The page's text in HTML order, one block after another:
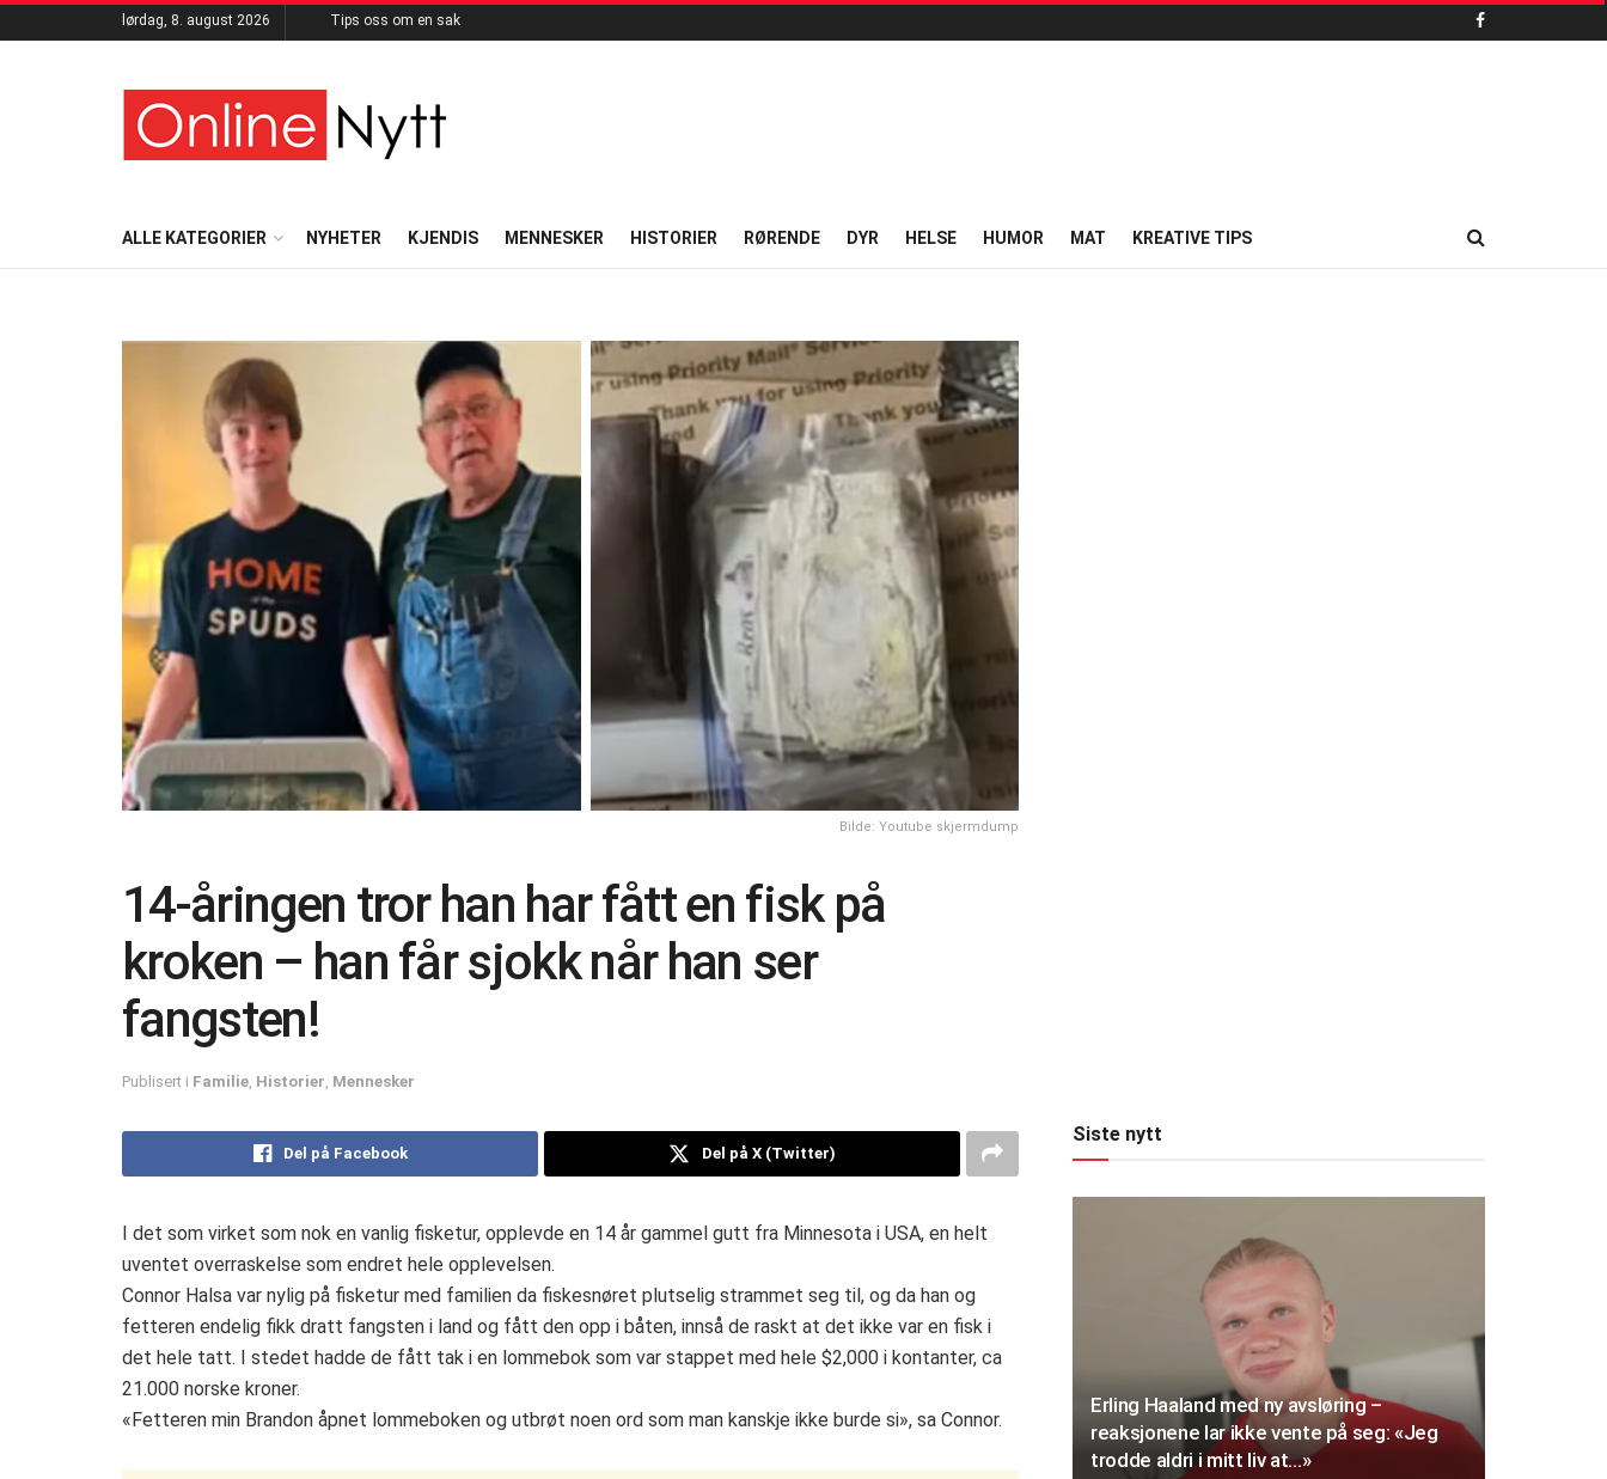
lørdag, 8. august 2026 Tips oss om en sak
ALLE KATEGORIER NYHETER KJENDIS MENNESKER HISTORIER RØRENDE DYR HELSE HUMOR MAT KREATIVE TIPS
Bilde: Youtube skjermdump
14-åringen tror han har fått en fisk på
kroken – han får sjokk når han ser
fangsten!
Publisert i Familie, Historier, Mennesker
Del på Facebook Del på X (Twitter)
I det som virket som nok en vanlig fisketur, opplevde en 14 år gammel gutt fra Minnesota i USA, en helt
uventet overraskelse som endret hele opplevelsen.
Connor Halsa var nylig på fisketur med familien da fiskesnøret plutselig strammet seg til, og da han og
fetteren endelig fikk dratt fangsten i land og fått den opp i båten, innså de raskt at det ikke var en fisk i
det hele tatt. I stedet hadde de fått tak i en lommebok som var stappet med hele $2,000 i kontanter, ca
21.000 norske kroner.
«Fetteren min Brandon åpnet lommeboken og utbrøt noen ord som man kanskje ikke burde si», sa Connor.
Siste nytt
Erling Haaland med ny avsløring –
reaksjonene lar ikke vente på seg: «Jeg
trodde aldri i mitt liv at…»